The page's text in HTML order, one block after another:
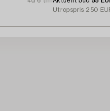
Utropspris 250